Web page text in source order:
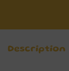
Description